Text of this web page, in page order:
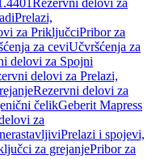
Rezervni delovi za
Prelazi,
za PriključciPribor za
za ceviUčvršćenja za
delovi za Spojni
delovi za Prelazi,
Rezervni delovi za
čelikGeberit Mapress
za
Prelazi i spojevi,
za grejanjePribor za